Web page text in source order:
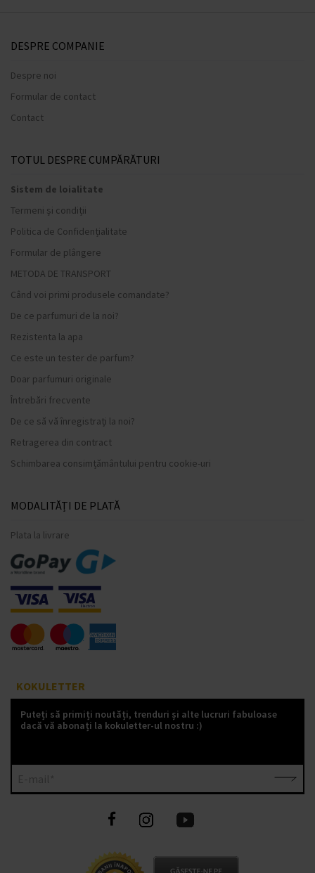
DESPRE COMPANIE
Despre noi
Formular de contact
Contact
TOTUL DESPRE CUMPĂRĂTURI
Sistem de loialitate
Termeni și condiții
Politica de Confidențialitate
Formular de plângere
METODA DE TRANSPORT
Când voi primi produsele comandate?
De ce parfumuri de la noi?
Rezistenta la apa
Ce este un tester de parfum?
Doar parfumuri originale
Întrebări frecvente
De ce să vă înregistrați la noi?
Retragerea din contract
Schimbarea consimțământului pentru cookie-uri
MODALITĂȚI DE PLATĂ
Plata la livrare
KOKULETTER
Puteți să primiți noutăți, trenduri și alte lucruri fabuloase
dacă vă abonați la kokuletter-ul nostru :)